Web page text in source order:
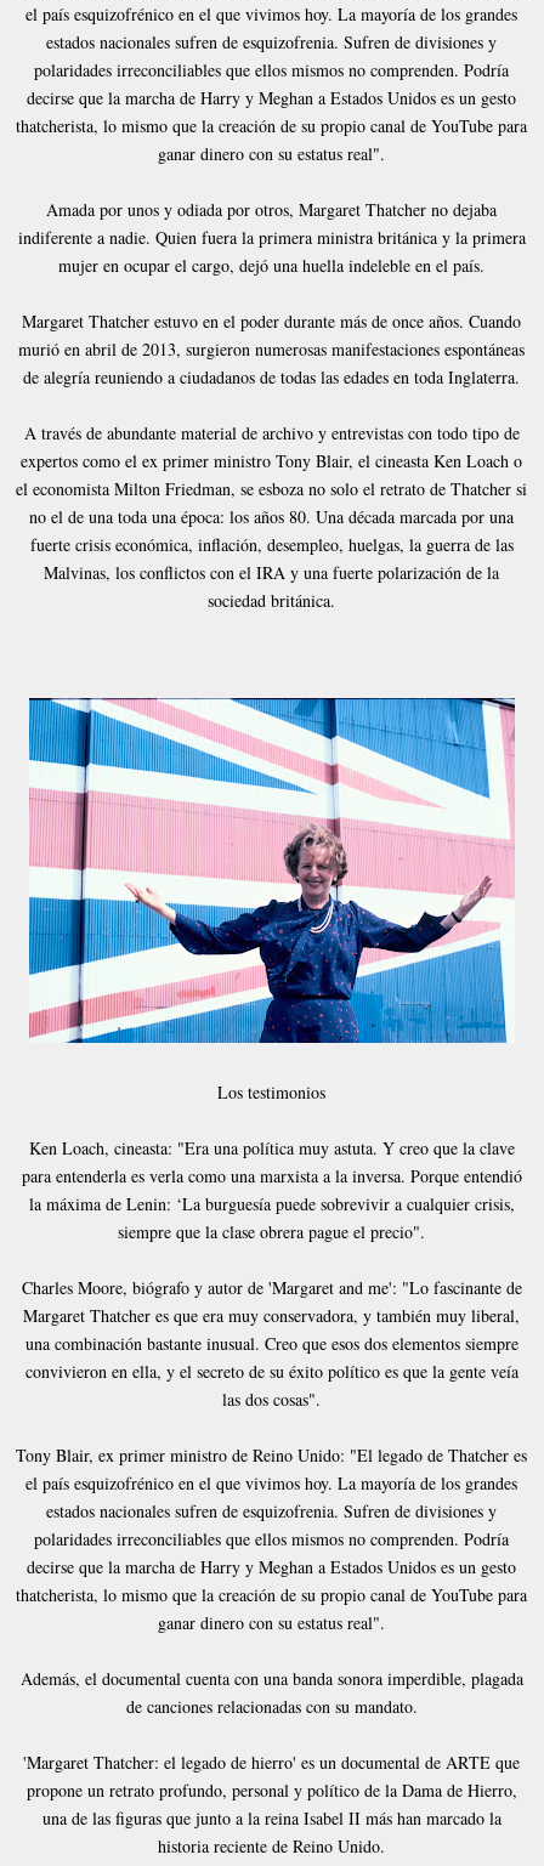
el país esquizofrénico en el que vivimos hoy. La mayoría de los grandes
estados nacionales sufren de esquizofrenia. Sufren de divisiones y
polaridades irreconciliables que ellos mismos no comprenden. Podría
decirse que la marcha de Harry y Meghan a Estados Unidos es un gesto
thatcherista, lo mismo que la creación de su propio canal de YouTube para
ganar dinero con su estatus real".
Amada por unos y odiada por otros, Margaret Thatcher no dejaba
indiferente a nadie. Quien fuera la primera ministra británica y la primera
mujer en ocupar el cargo, dejó una huella indeleble en el país.
Margaret Thatcher estuvo en el poder durante más de once años. Cuando
murió en abril de 2013, surgieron numerosas manifestaciones espontáneas
de alegría reuniendo a ciudadanos de todas las edades en toda Inglaterra.
A través de abundante material de archivo y entrevistas con todo tipo de
expertos como el ex primer ministro Tony Blair, el cineasta Ken Loach o
el economista Milton Friedman, se esboza no solo el retrato de Thatcher si
no el de una toda una época: los años 80. Una década marcada por una
fuerte crisis económica, inflación, desempleo, huelgas, la guerra de las
Malvinas, los conflictos con el IRA y una fuerte polarización de la
sociedad británica.
Los testimonios
Ken Loach, cineasta: "Era una política muy astuta. Y creo que la clave
para entenderla es verla como una marxista a la inversa. Porque entendió
la máxima de Lenin: ‘La burguesía puede sobrevivir a cualquier crisis,
siempre que la clase obrera pague el precio".
Charles Moore, biógrafo y autor de 'Margaret and me': "Lo fascinante de
Margaret Thatcher es que era muy conservadora, y también muy liberal,
una combinación bastante inusual. Creo que esos dos elementos siempre
convivieron en ella, y el secreto de su éxito político es que la gente veía
las dos cosas".
Tony Blair, ex primer ministro de Reino Unido: "El legado de Thatcher es
el país esquizofrénico en el que vivimos hoy. La mayoría de los grandes
estados nacionales sufren de esquizofrenia. Sufren de divisiones y
polaridades irreconciliables que ellos mismos no comprenden. Podría
decirse que la marcha de Harry y Meghan a Estados Unidos es un gesto
thatcherista, lo mismo que la creación de su propio canal de YouTube para
ganar dinero con su estatus real".
Además, el documental cuenta con una banda sonora imperdible, plagada
de canciones relacionadas con su mandato.
'Margaret Thatcher: el legado de hierro' es un documental de ARTE que
propone un retrato profundo, personal y político de la Dama de Hierro,
una de las figuras que junto a la reina Isabel II más han marcado la
historia reciente de Reino Unido.